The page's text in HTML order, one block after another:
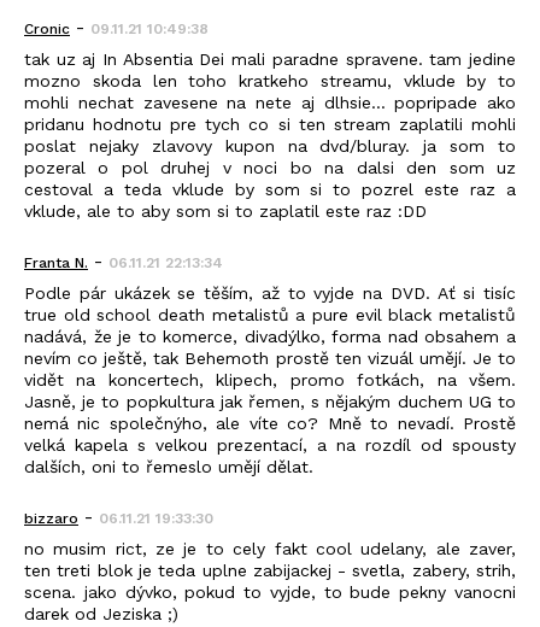
Cronic - 09.11.21 10:49:38
tak uz aj In Absentia Dei mali paradne spravene. tam jedine
mozno skoda len toho kratkeho streamu, vklude by to
mohli nechat zavesene na nete aj dlhsie... popripade ako
pridanu hodnotu pre tych co si ten stream zaplatili mohli
poslat nejaky zlavovy kupon na dvd/bluray. ja som to
pozeral o pol druhej v noci bo na dalsi den som uz
cestoval a teda vklude by som si to pozrel este raz a
vklude, ale to aby som si to zaplatil este raz :DD
Franta N. - 06.11.21 22:13:34
Podle pár ukázek se těším, až to vyjde na DVD. Ať si tisíc
true old school death metalistů a pure evil black metalistů
nadává, že je to komerce, divadýlko, forma nad obsahem a
nevím co ještě, tak Behemoth prostě ten vizuál umějí. Je to
vidět na koncertech, klipech, promo fotkách, na všem.
Jasně, je to popkultura jak řemen, s nějakým duchem UG to
nemá nic společnýho, ale víte co? Mně to nevadí. Prostě
velká kapela s velkou prezentací, a na rozdíl od spousty
dalších, oni to řemeslo umějí dělat.
bizzaro - 06.11.21 19:33:30
no musim rict, ze je to cely fakt cool udelany, ale zaver,
ten treti blok je teda uplne zabijackej - svetla, zabery, strih,
scena. jako dývko, pokud to vyjde, to bude pekny vanocni
darek od Jeziska ;)